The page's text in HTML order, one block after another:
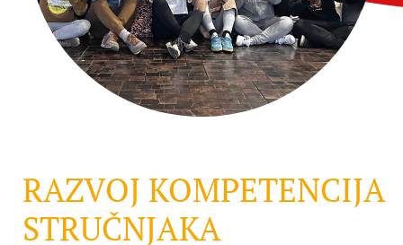
RAZVOJ KOMPETENCIJA
STRUČNJAKA